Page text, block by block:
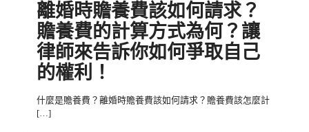
離婚時贍養費該如何請求？
贍養費的計算方式為何？讓
律師來告訴你如何爭取自己
的權利！
什麼是贍養費？離婚時贍養費該如何請求？贍養費該怎麼計
[…]